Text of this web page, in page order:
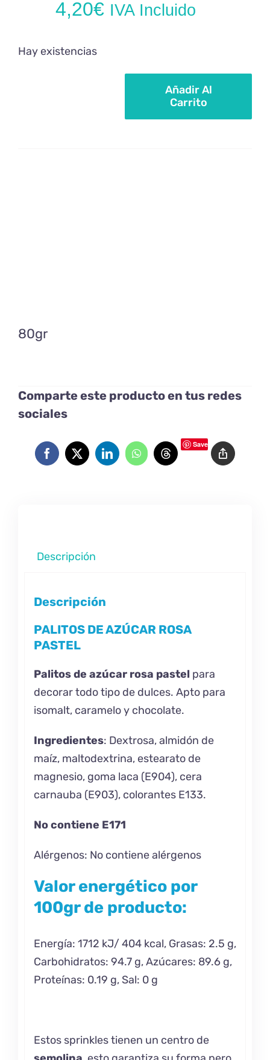
4,20€ IVA Incluido
Hay existencias
Añadir Al
Carrito
80gr
Comparte este producto en tus redes
sociales
Save
Descripción
Descripción
PALITOS DE AZÚCAR ROSA
PASTEL
Palitos de azúcar rosa pastel para
decorar todo tipo de dulces. Apto para
isomalt, caramelo y chocolate.
Ingredientes: Dextrosa, almidón de
maíz, maltodextrina, estearato de
magnesio, goma laca (E904), cera
carnauba (E903), colorantes E133.
No contiene E171
Alérgenos: No contiene alérgenos
Valor energético por
100gr de producto:
Energía: 1712 kJ/ 404 kcal, Grasas: 2.5 g,
Carbohidratos: 94.7 g, Azúcares: 89.6 g,
Proteínas: 0.19 g, Sal: 0 g
Estos sprinkles tienen un centro de